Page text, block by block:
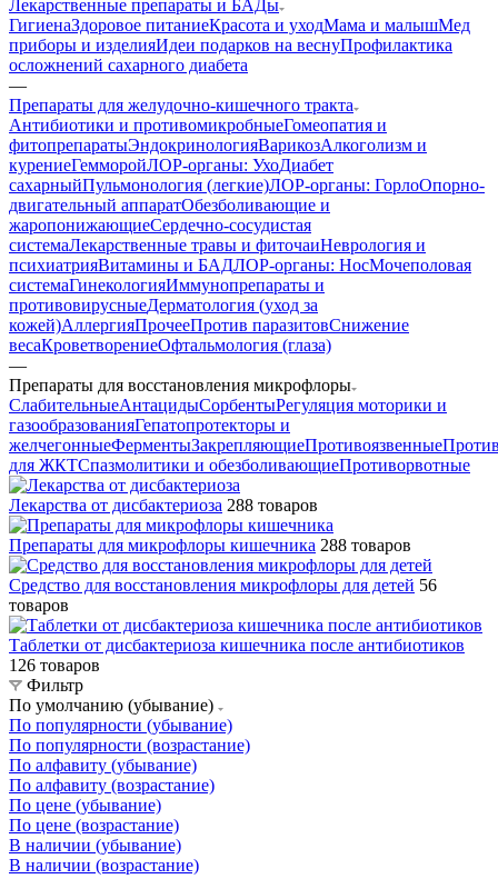
Лекарственные препараты и БАДы
ГигиенаЗдоровое питаниеКрасота и уходМама и малышМед
приборы и изделияИдеи подарков на веснуПрофилактика
осложнений сахарного диабета
—
Препараты для желудочно-кишечного тракта
Антибиотики и противомикробныеГомеопатия и
фитопрепаратыЭндокринологияВарикозАлкоголизм и
курениеГемморойЛОР-органы: УхоДиабет
сахарныйПульмонология (легкие)ЛОР-органы: ГорлоОпорно-
двигательный аппаратОбезболивающие и
жаропонижающиеСердечно-сосудистая
системаЛекарственные травы и фиточаиНеврология и
психиатрияВитамины и БАДЛОР-органы: НосМочеполовая
системаГинекологияИммунопрепараты и
противовирусныеДерматология (уход за
кожей)АллергияПрочееПротив паразитовСнижение
весаКроветворениеОфтальмология (глаза)
—
Препараты для восстановления микрофлоры
СлабительныеАнтацидыСорбентыРегуляция моторики и
газообразованияГепатопротекторы и
желчегонныеФерментыЗакрепляющиеПротивоязвенные
для ЖКТСпазмолитики и обезболивающиеПротиворвотные
Лекарства от дисбактериоза 288 товаров
Препараты для микрофлоры кишечника 288 товаров
Средство для восстановления микрофлоры для детей 56
товаров
Таблетки от дисбактериоза кишечника после антибиотиков
126 товаров
Фильтр
По умолчанию (убывание)
По популярности (убывание)
По популярности (возрастание)
По алфавиту (убывание)
По алфавиту (возрастание)
По цене (убывание)
По цене (возрастание)
В наличии (убывание)
В наличии (возрастание)